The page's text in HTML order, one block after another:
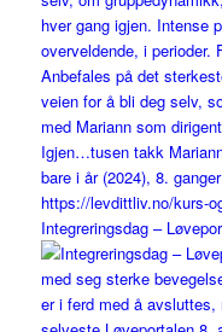
Integreringsdag –